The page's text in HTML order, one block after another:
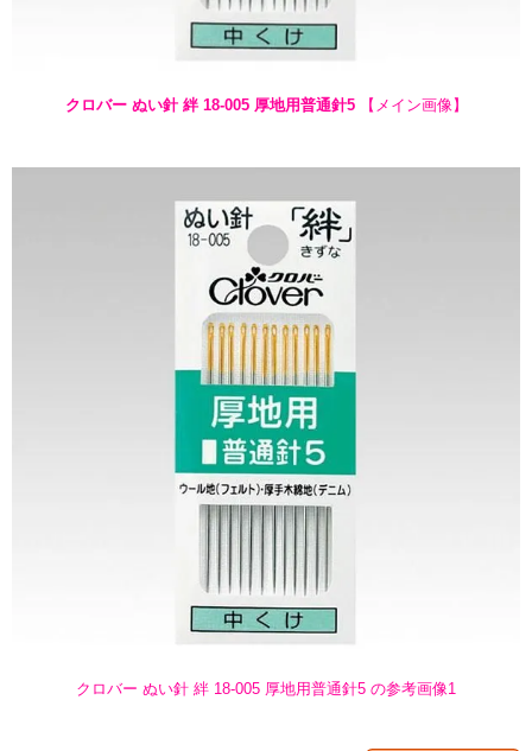
クロバー ぬい針 絆 18-005 厚地用普通針5【メイン画像】
クロバー ぬい針 絆 18-005 厚地用普通針5 の参考画像1